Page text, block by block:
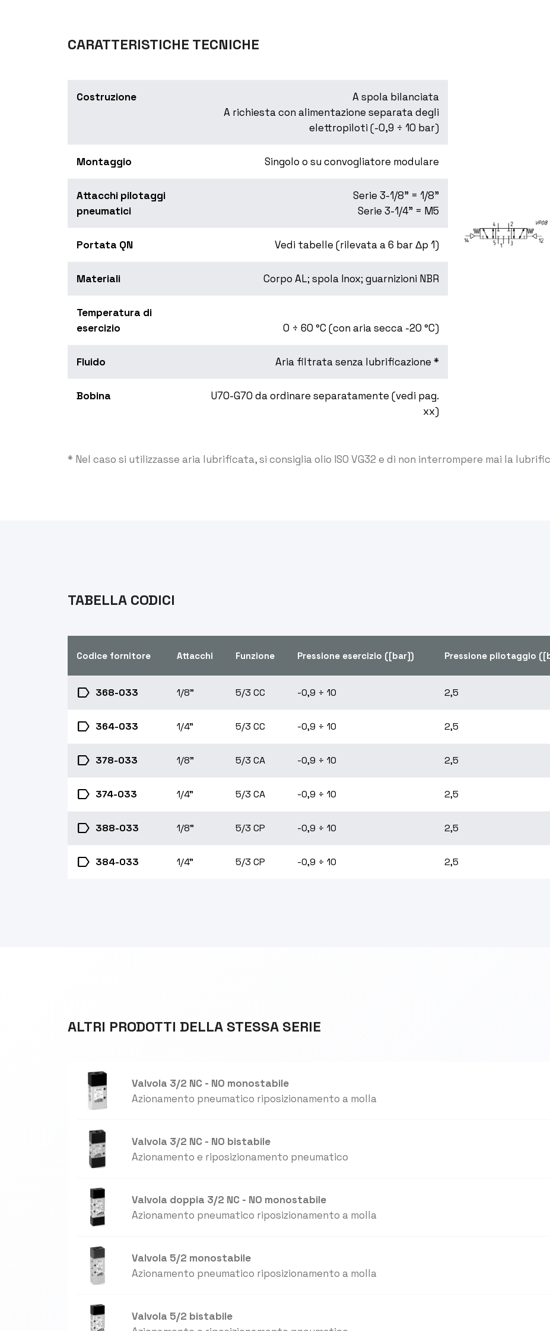
CARATTERISTICHE TECNICHE
Costruzione
A spola bilanciata
A richiesta con alimentazione separata degli
elettropiloti (-0,9 ÷ 10 bar)
Montaggio Singolo o su convogliatore modulare
Attacchi pilotaggi
pneumatici
Serie 3-1/8” = 1/8”
Serie 3-1/4” = M5
Portata QN Vedi tabelle (rilevata a 6 bar Δp 1)
Materiali Corpo AL; spola Inox; guarnizioni NBR
Temperatura di
esercizio
0 ÷ 60 °C (con aria secca -20 °C)
Fluido Aria filtrata senza lubrificazione *
Bobina
U70-G70 da ordinare separatamente (vedi pag.
xx)
* Nel caso si utilizzasse aria lubrificata, si consiglia olio ISO VG32 e di non interrompere mai la
TABELLA CODICI
Codice fornitore Attacchi Funzione Pressione esercizio ([bar]) Pressione pilotaggio
label 368-033 1/8" 5/3 CC -0,9 ÷ 10 2,5
label 364-033 1/4" 5/3 CC -0,9 ÷ 10 2,5
label 378-033 1/8" 5/3 CA -0,9 ÷ 10 2,5
label 374-033 1/4" 5/3 CA -0,9 ÷ 10 2,5
label 388-033 1/8" 5/3 CP -0,9 ÷ 10 2,5
label 384-033 1/4" 5/3 CP -0,9 ÷ 10 2,5
ALTRI PRODOTTI DELLA STESSA SERIE
Valvola 3/2 NC - NO monostabile
Azionamento pneumatico riposizionamento a molla
Valvola 3/2 NC - NO bistabile
Azionamento e riposizionamento pneumatico
Valvola doppia 3/2 NC - NO monostabile
Azionamento pneumatico riposizionamento a molla
Valvola 5/2 monostabile
Azionamento pneumatico riposizionamento a molla
Valvola 5/2 bistabile